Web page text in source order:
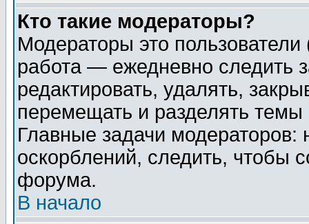
Кто такие модераторы?
Модераторы это
работа — ежедневно следить
редактировать, удалять,
перемещать и разделять
Главные задачи
оскорблений, следить, чтобы
форума.
В начало